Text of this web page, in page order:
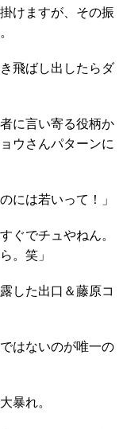
けますが、その振
飛ばし出したらダ
に言い寄る役柄か
ウさんパターンに
には若いって！」
ぐでチュやねん。
。笑」
した出口＆藤原コ
はないのが唯一の
暴れ。